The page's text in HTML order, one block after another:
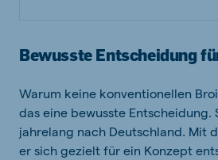
Bewusste Entscheidung
Warum keine konventionellen
das eine bewusste Entscheidung.
jahrelang nach Deutschland. Mit
er sich gezielt für ein Konzept